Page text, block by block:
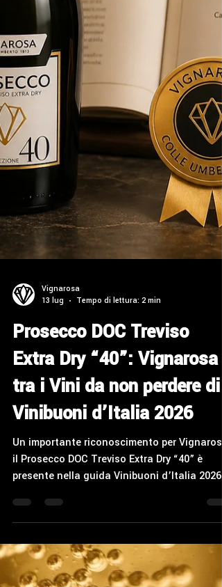
13 lug
Tempo di lettura: 2 min
Prosecco DOC Treviso
Extra Dry “40”: Vignarosa
tra i Vini da non perdere di
Vinibuoni d’Italia 2026
Un importante riconoscimento per
il Prosecco DOC Treviso Extra Dry “40” è
presente nella guida Vinibuoni d’Italia 2026